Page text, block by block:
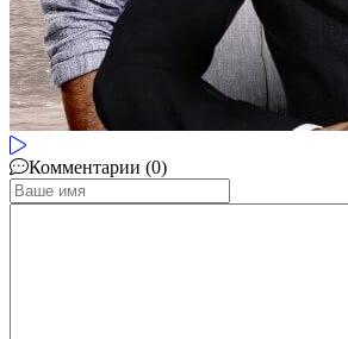
Комментарии (0)